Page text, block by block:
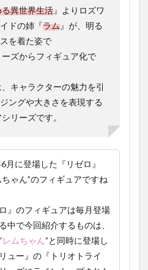
異世界生活』よりロズワ
ドの姉『ラム』が、明る
を着た姿で
ーズからフィギュア化で
、キャラクターの魅力を引
ングや大きさを表現する
リーズです。
月に登場した『リゼロ』
ちゃん”のフィギュアですね
ロ』のフィギュアは毎月登場
中で今回紹介するものは、
レムちゃん”と同時に登場し
ュー』の『トリオトライ